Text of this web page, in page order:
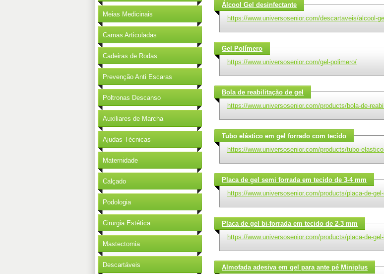
Álcool Gel desinfectante
https://www.universosenior.com/descartaveis/alcool-
Gel Polímero
https://www.universosenior.com/gel-polimero/
Bola de reabilitação de gel
https://www.universosenior.com/products/bola-de-
Tubo elástico em gel forrado com tecido
https://www.universosenior.com/products/tubo-
Placa de gel semi forrada em tecido de 3-4 mm
https://www.universosenior.com/products/placa-de-
Placa de gel bi-forrada em tecido de 2-3 mm
https://www.universosenior.com/products/placa-de-
Almofada adesiva em gel para ante pé Miniplus
Meias Medicinais
Camas Articuladas
Cadeiras de Rodas
Prevenção Anti Escaras
Poltronas Descanso
Auxiliares de Marcha
Ajudas Técnicas
Maternidade
Calçado
Podologia
Cirurgia Estética
Mastectomia
Descartáveis